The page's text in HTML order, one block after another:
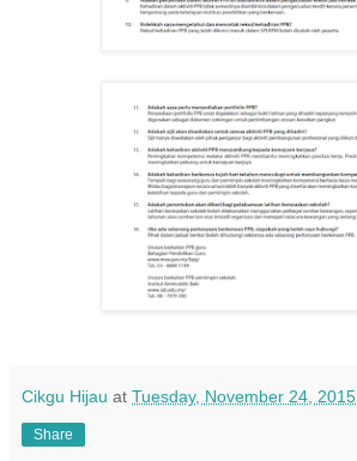
Cikgu Hijau at Tuesday, November 24, 2015
Share